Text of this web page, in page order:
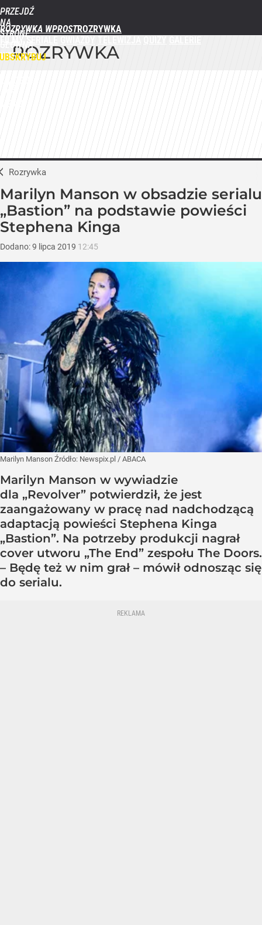
PRZEJDŹ
NA
STRONĘ
GŁÓWNĄ
WPROST.PL
ROZRYWKA WPROST
ROZRYWKA
Rozrywka
Marilyn Manson w obsadzie serialu
„Bastion” na podstawie powieści
Stephena Kinga
Dodano:9 lipca 2019 12:45
Marilyn Manson Źródło: Newspix.pl / ABACA
Marilyn Manson w wywiadzie
dla „Revolver” potwierdził, że jest
zaangażowany w pracę nad nadchodzącą
adaptacją powieści Stephena Kinga
„Bastion”. Na potrzeby produkcji nagrał
cover utworu „The End” zespołu The Doors.
– Będę też w nim grał – mówił odnosząc się
do serialu.